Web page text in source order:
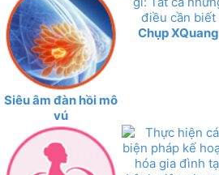
Siêu âm đàn hồi mô
vú
Chụp XQuang